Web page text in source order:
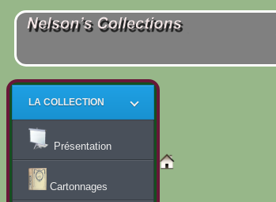
LA COLLECTION
Présentation
Cartonnages